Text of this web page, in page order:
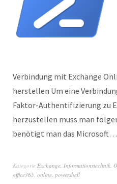
Verbindung mit Exchange
herstellen Um eine
Faktor-Authentifizierung zu
herzustellen muss man
benötigt man das Microsoft…
Kategorie Exchange, Informationstechnik,
office365, online, powershell